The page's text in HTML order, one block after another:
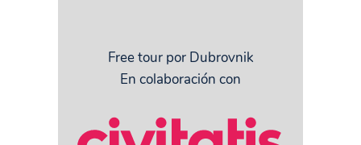
Free tour por Dubrovnik
En colaboración con